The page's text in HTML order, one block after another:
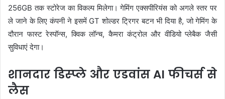
256GB तक स्टोरेज का विकल्प मिलेगा। गेमिंग एक्सपीरियंस को अगले स्तर पर
ले जाने के लिए कंपनी ने इसमें GT शोल्डर ट्रिगर बटन भी दिया है, जो गेमिंग के
दौरान फास्ट रेस्पॉन्स, क्विक लॉन्च, कैमरा कंट्रोल और वीडियो प्लेबैक जैसी
सुविधाएं देगा।
शानदार डिस्प्ले और एडवांस AI फीचर्स से
लैस